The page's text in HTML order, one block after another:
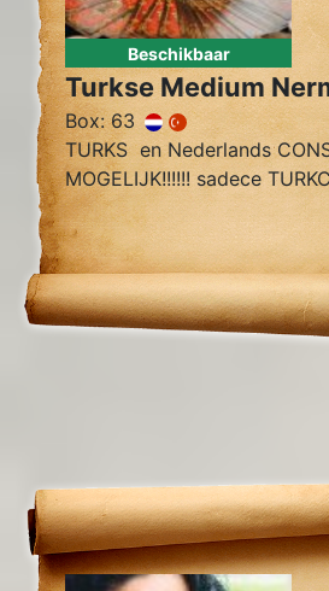
Beschikbaar
Turkse Medium
Box: 63
TURKS en Nederlands
MOGELIJK!!!!!! sadece